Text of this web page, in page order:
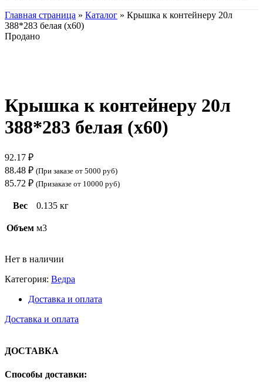
Главная страница » Каталог » Крышка к контейнеру 20л
388*283 белая (х60)
Продано
Крышка к контейнеру 20л
388*283 белая (х60)
92.17 ₽
88.48 ₽ (При заказе от 5000 руб)
85.72 ₽ (Призаказе от 10000 руб)
Вес 0.135 кг
Объем м3
Нет в наличии
Категория: Ведра
Доставка и оплата
Доставка и оплата
ДОСТАВКА
Способы доставки: